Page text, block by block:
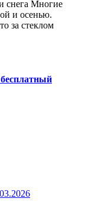
и осенью.
за стеклом
бесплатный